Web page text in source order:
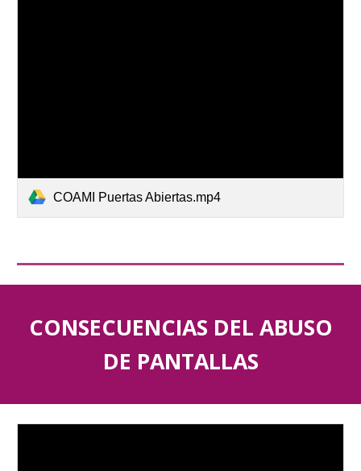
COAMI Puertas Abiertas.mp4
CONSECUENCIAS DEL ABUSO
DE PANTALLAS